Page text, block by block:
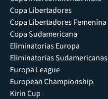
Copa Libertadores
Copa Libertadores Femenina
Copa Sudamericana
Eliminatorias Europa
Eliminatorias Sudamericanas
Europa League
European Championship
Kirin Cup